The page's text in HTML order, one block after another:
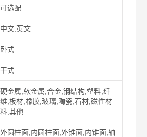
可选配
中文,英文
卧式
干式
硬金属,软金属,合金,钢结构,塑料,纤
维,板材,橡胶,玻璃,陶瓷,石材,磁性材
料,其他
外圆柱面,内圆柱面,外锥面,内锥面,轴